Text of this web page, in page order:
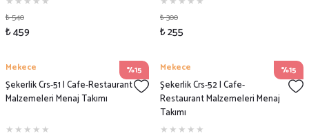
₺ 540
₺ 459
₺ 300
₺ 255
%15
Mekece
Şekerlik Crs-51 | Cafe-Restaurant
Malzemeleri Menaj Takımı
%15
Mekece
Şekerlik Crs-52 | Cafe-
Restaurant Malzemeleri Menaj
Takımı